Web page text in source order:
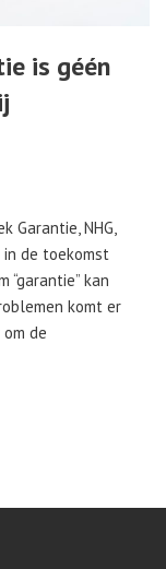
is géén
Garantie, NHG,
de toekomst
kan
komt er
de